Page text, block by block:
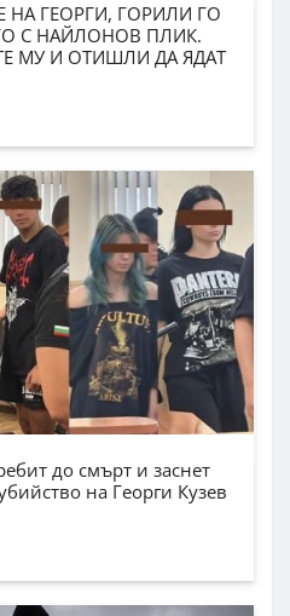
НА ГЕОРГИ, ГОРИЛИ ГО
С НАЙЛОНОВ ПЛИК.
МУ И ОТИШЛИ ДА ЯДАТ
до смърт и заснет
на Георги Кузев